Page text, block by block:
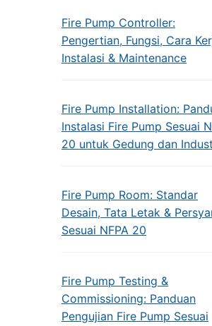
Fire Pump Controller:
Pengertian, Fungsi, Cara
Instalasi & Maintenance
Fire Pump Installation:
Instalasi Fire Pump Sesuai
20 untuk Gedung dan
Fire Pump Room: Standar
Desain, Tata Letak &
Sesuai NFPA 20
Fire Pump Testing &
Commissioning: Panduan
Pengujian Fire Pump Sesuai